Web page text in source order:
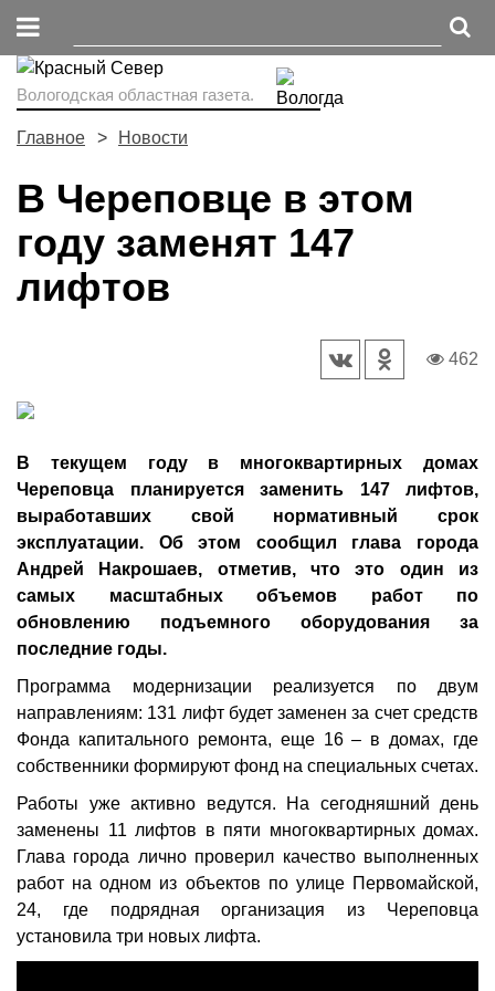
Вологодская областная газета.
Главное Новости
В Череповце в этом
году заменят 147
лифтов
462
В текущем году в многоквартирных домах
Череповца планируется заменить 147 лифтов,
выработавших свой нормативный срок
эксплуатации. Об этом сообщил глава города
Андрей Накрошаев, отметив, что это один из
самых масштабных объемов работ по
обновлению подъемного оборудования за
последние годы.
Программа модернизации реализуется по двум
направлениям: 131 лифт будет заменен за счет средств
Фонда капитального ремонта, еще 16 – в домах, где
собственники формируют фонд на специальных счетах.
Работы уже активно ведутся. На сегодняшний день
заменены 11 лифтов в пяти многоквартирных домах.
Глава города лично проверил качество выполненных
работ на одном из объектов по улице Первомайской,
24, где подрядная организация из Череповца
установила три новых лифта.